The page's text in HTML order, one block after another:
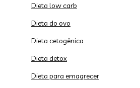
Dieta low carb
Dieta do ovo
Dieta cetogênica
Dieta detox
Dieta para emagrecer